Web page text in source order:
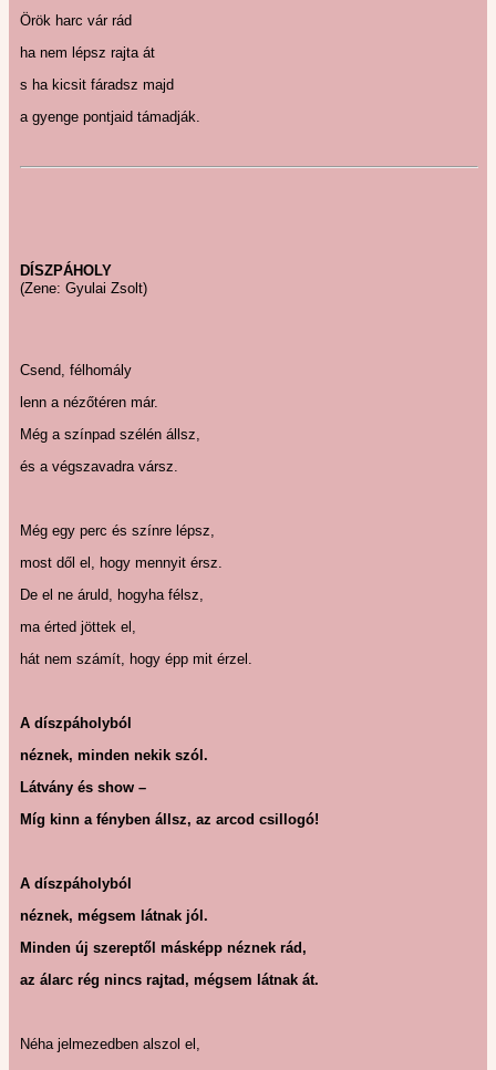
Örök harc vár rád
ha nem lépsz rajta át
s ha kicsit fáradsz majd
a gyenge pontjaid támadják.
DÍSZPÁHOLY
(Zene: Gyulai Zsolt)
Csend, félhomály
lenn a nézőtéren már.
Még a színpad szélén állsz,
és a végszavadra vársz.
Még egy perc és színre lépsz,
most dől el, hogy mennyit érsz.
De el ne áruld, hogyha félsz,
ma érted jöttek el,
hát nem számít, hogy épp mit érzel.
A díszpáholyból
néznek, minden nekik szól.
Látvány és show –
Míg kinn a fényben állsz, az arcod csillogó!
A díszpáholyból
néznek, mégsem látnak jól.
Minden új szereptől másképp néznek rád,
az álarc rég nincs rajtad, mégsem látnak át.
Néha jelmezedben alszol el,